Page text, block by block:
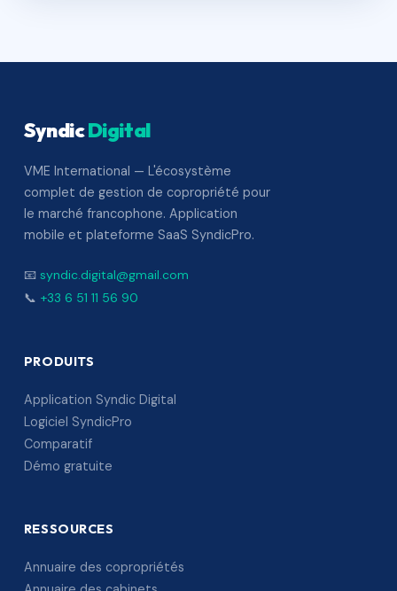
SyndicDigital
VME International — L'écosystème
complet de gestion de copropriété pour
le marché francophone. Application
mobile et plateforme SaaS SyndicPro.
📧 syndic.digital@gmail.com
📞 +33 6 51 11 56 90
PRODUITS
Application Syndic Digital
Logiciel SyndicPro
Comparatif
Démo gratuite
RESSOURCES
Annuaire des copropriétés